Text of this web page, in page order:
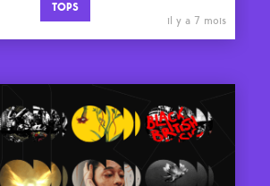
TOPS
il y a 7 mois